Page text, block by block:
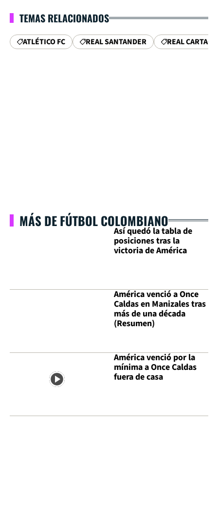
TEMAS RELACIONADOS
ATLÉTICO FC REAL SANTANDER REAL
MÁS DE FÚTBOL COLOMBIANO
Así quedó la tabla de
posiciones tras la
victoria de América
América venció a Once
Caldas en Manizales tras
más de una década
(Resumen)
América venció por la
mínima a Once Caldas
fuera de casa